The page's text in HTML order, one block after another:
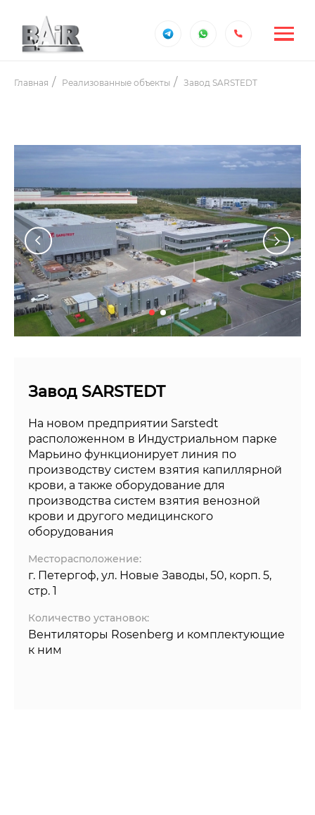
Главная Реализованные объекты Завод SARSTEDT
Завод SARSTEDT
На новом предприятии Sarstedt
расположенном в Индустриальном парке
Марьино функционирует линия по
производству систем взятия капиллярной
крови, а также оборудование для
производства систем взятия венозной
крови и другого медицинского
оборудования
Месторасположение:
г. Петергоф, ул. Новые Заводы, 50, корп. 5,
стр. 1
Количество установок:
Вентиляторы Rosenberg и комплектующие
к ним